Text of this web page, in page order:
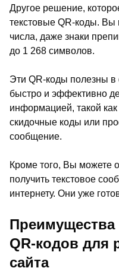
Другое решение,
текстовые QR-коды. Вы
числа, даже знаки
до 1 268 символов.
Эти QR-коды полезны в
быстро и эффективно
информацией, такой
скидочные коды или
сообщение.
Кроме того, Вы можете
получить текстовое
интернету. Они уже
Преимущества
QR-кодов для
сайта